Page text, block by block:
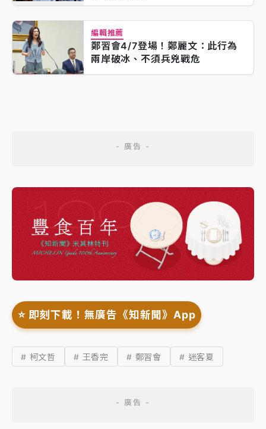
編輯推薦
鄭習會4/7登場！鄭麗文：此行為
兩岸破冰、不須兵兇戰危
⭐️ 即刻下載！無廣告《知新聞》App
# 柯文哲 # 王香完 # 鄭習會 # 迷客夏